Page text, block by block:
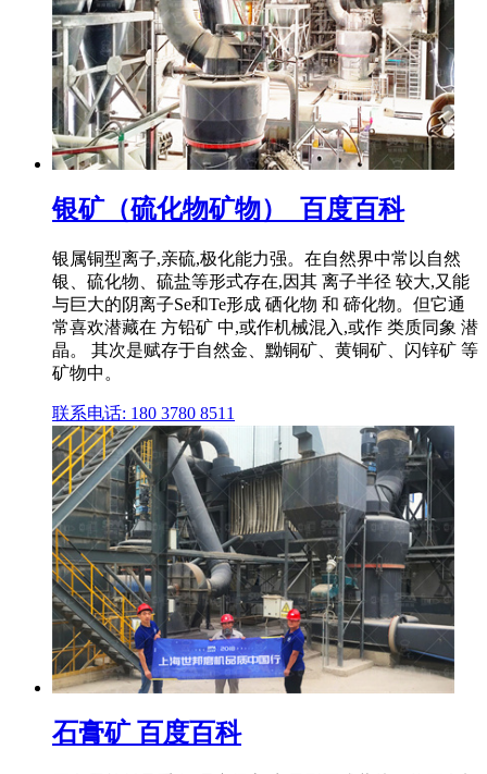
银矿（硫化物矿物）_百度百科
银属铜型离子,亲硫,极化能力强。在自然界中常以自然
银、硫化物、硫盐等形式存在,因其 离子半径 较大,又能
与巨大的阴离子Se和Te形成 硒化物 和 碲化物。但它通
常喜欢潜藏在 方铅矿 中,或作机械混入,或作 类质同象 潜
晶。 其次是赋存于自然金、黝铜矿、黄铜矿、闪锌矿 等
矿物中。
联系电话: 180 3780 8511
石膏矿 百度百科